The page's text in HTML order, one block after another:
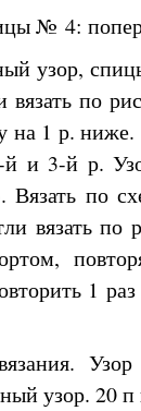
№ 4:
узор,
вязать по
на 1 р. ниже.
й и 3-й р.
Вязать по
вязать по
1 раз
узор. 20 п